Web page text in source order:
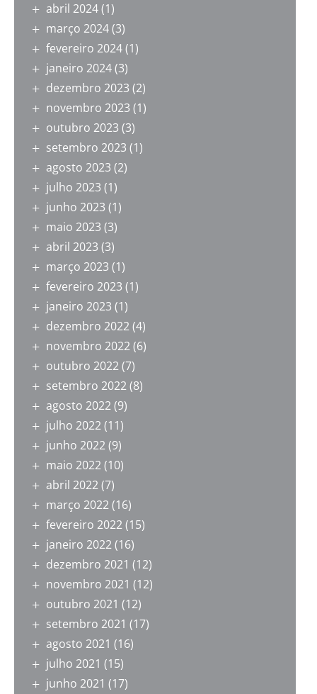
abril 2024(1)
março 2024(3)
fevereiro 2024(1)
janeiro 2024(3)
dezembro 2023 (2)
novembro 2023 (1)
outubro 2023 (3)
setembro 2023 (1)
agosto 2023 (2)
julho 2023 (1)
junho 2023 (1)
maio 2023 (3)
abril 2023 (3)
março 2023 (1)
fevereiro 2023 (1)
janeiro 2023 (1)
dezembro 2022(4)
novembro 2022(6)
outubro 2022(7)
setembro 2022(8)
agosto 2022(9)
julho 2022(11)
junho 2022(9)
maio 2022(10)
abril 2022(7)
março 2022(16)
fevereiro 2022(15)
janeiro 2022(16)
dezembro 2021 (12)
novembro 2021 (12)
outubro 2021 (12)
setembro 2021 (17)
agosto 2021 (16)
julho 2021 (15)
junho 2021 (17)